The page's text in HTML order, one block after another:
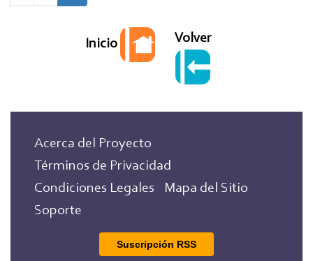
actual
Inicio Volver
Acerca del Proyecto
Términos de Privacidad
Condiciones Legales
Mapa del Sitio
Soporte
Suscripción RSS